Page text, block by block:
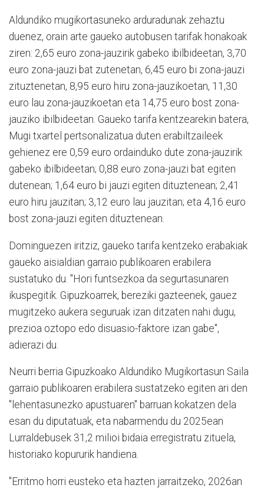
Aldundiko mugikortasuneko arduradunak zehaztu
duenez, orain arte gaueko autobusen tarifak honakoak
ziren: 2,65 euro zona-jauzirik gabeko ibilbideetan, 3,70
euro zona-jauzi bat zutenetan, 6,45 euro bi zona-jauzi
zituztenetan, 8,95 euro hiru zona-jauzikoetan, 11,30
euro lau zona-jauzikoetan eta 14,75 euro bost zona-
jauziko ibilbideetan. Gaueko tarifa kentzearekin batera,
Mugi txartel pertsonalizatua duten erabiltzaileek
gehienez ere 0,59 euro ordainduko dute zona-jauzirik
gabeko ibilbideetan; 0,88 euro zona-jauzi bat egiten
dutenean; 1,64 euro bi jauzi egiten dituztenean; 2,41
euro hiru jauzitan; 3,12 euro lau jauzitan; eta 4,16 euro
bost zona-jauzi egiten dituztenean.
Dominguezen iritziz, gaueko tarifa kentzeko erabakiak
gaueko aisialdian garraio publikoaren erabilera
sustatuko du. "Hori funtsezkoa da segurtasunaren
ikuspegitik. Gipuzkoarrek, bereziki gazteenek, gauez
mugitzeko aukera seguruak izan ditzaten nahi dugu,
prezioa oztopo edo disuasio-faktore izan gabe",
adierazi du.
Neurri berria Gipuzkoako Aldundiko Mugikortasun Saila
garraio publikoaren erabilera sustatzeko egiten ari den
"lehentasunezko apustuaren" barruan kokatzen dela
esan du diputatuak, eta nabarmendu du 2025ean
Lurraldebusek 31,2 milioi bidaia erregistratu zituela,
historiako kopururik handiena.
"Erritmo horri eusteko eta hazten jarraitzeko, 2026an